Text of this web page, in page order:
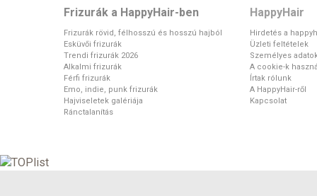
Frizurák a HappyHair-ben
Frizurák rövid, félhosszú és hosszú hajból
Esküvői frizurák
Trendi frizurák 2026
Alkalmi frizurák
Férfi frizurák
Emo, indie, punk frizurák
Hajviseletek galériája
Ránctalanítás
HappyHair
Hirdetés a
Üzleti feltételek
Személyes
A cookie-k
Írtak rólunk
A HappyHair-ről
Kapcsolat